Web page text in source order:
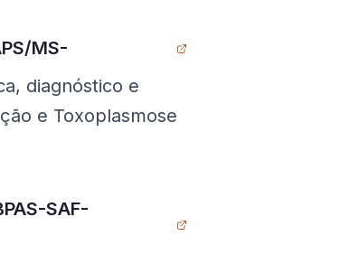
MS-
diagnóstico e
e Toxoplasmose
SAF-